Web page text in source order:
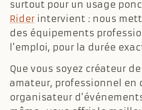
surtout pour un usage
Rider intervient : nous
des équipements
l’emploi, pour la durée
Que vous soyez créateur
amateur, professionnel en
organisateur